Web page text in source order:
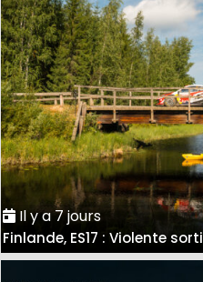
Il y a 7 jours
Finlande, ES17 : Violente